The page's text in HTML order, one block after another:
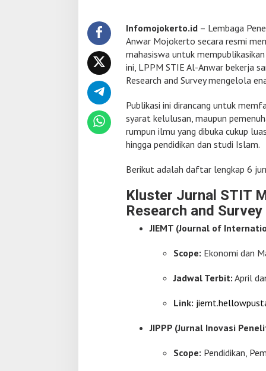
Infomojokerto.id– Lembaga
Anwar Mojokerto secara resmi
mahasiswa untuk
ini, LPPM STIE Al-Anwar bekerja
Research and Survey mengelola
Publikasi ini dirancang untuk
syarat kelulusan, maupun
rumpun ilmu yang dibuka cukup
hingga pendidikan dan studi Islam.
Berikut adalah daftar lengkap 6
Kluster Jurnal STIT
Research and Survey
JIEMT (Journal of
Scope: Ekonomi dan
Jadwal Terbit: April
Link:
JIPPP (Jurnal Inovasi
Scope: Pendidikan,